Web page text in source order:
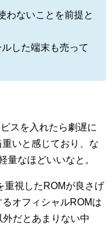
わないことを前提と
した端末も売って
スを入れたら劇遅に
いと感じており、な
量なほどいいなと。
重視したROMが良さげ
オフィシャルROMは
だとあまりない中